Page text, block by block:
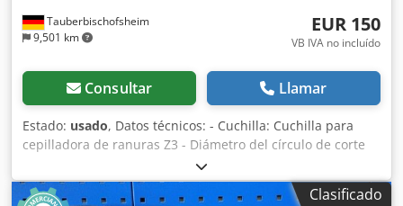
Tauberbischofsheim
9,501 km
EUR 150
VB IVA no incluído
Consultar Llamar
Estado: usado, Datos técnicos: - Cuchilla: Cuchilla para
cepilladora de ranuras Z3 - Diámetro del círculo de corte
(ø): 140 mm - Orificio: 35 mm Dcodpjzryhpefx Apiek -
Longitud: 180 mm - Material: Acero - Disponibilidad: 2
Clasificado